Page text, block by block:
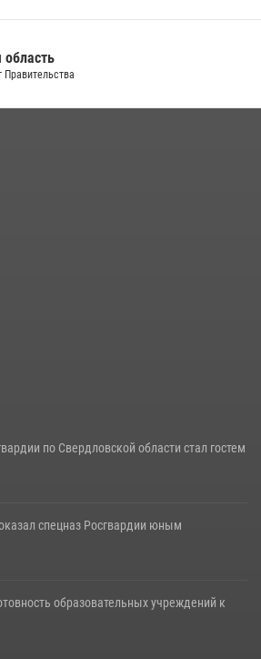
Росгвардии по боксу
область
по Свердловской области стал гостем
спецназ Росгвардии юным
образовательных учреждений к